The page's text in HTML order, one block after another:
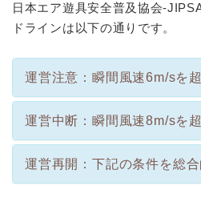
日本エア遊具安全普及協会-
ドラインは以下の通りです。
運営注意：瞬間風速6m/sを
運営中断：瞬間風速8m/sを
運営再開：下記の条件を総